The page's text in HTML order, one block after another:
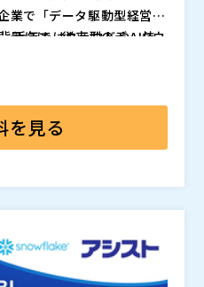
業で「データ駆動型経営」
近年ではクラウドやAI技
えて柔軟な分析基盤を構
「自社の意思決定を支え
ステム（ERP）である「S
ます。ただ、これらのSAP
がら、専門知識の壁や既存
SAPデータ”をいかに活用
を生む鍵となります。
景には、従来型のデータウ
、クラウド移行に伴う新
かかるコストが高く、柔軟
のビジネス要件に合ったデ
ーラブルでコスト効率の
でいますが、ここにも課題
ビスの公開作業や、SAP
）ビューの設計など、SA
、経営企画、データサイエ
ストなどを対象に開催しま
とAWSを組み合わせ
築をご提案。BeeXが実際
ータ連携方法、生成AIを利
具体的に解説します。 ま
研究所（）
を見る